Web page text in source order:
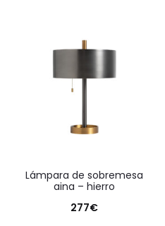
lámpara de sobremesa
aina – hierro
277€